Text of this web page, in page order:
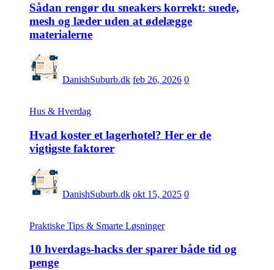
Sådan rengør du sneakers korrekt: suede,
mesh og læder uden at ødelægge
materialerne
DanishSuburb.dk feb 26, 2026 0
Hus & Hverdag
Hvad koster et lagerhotel? Her er de
vigtigste faktorer
DanishSuburb.dk okt 15, 2025 0
Praktiske Tips & Smarte Løsninger
10 hverdags-hacks der sparer både tid og
penge